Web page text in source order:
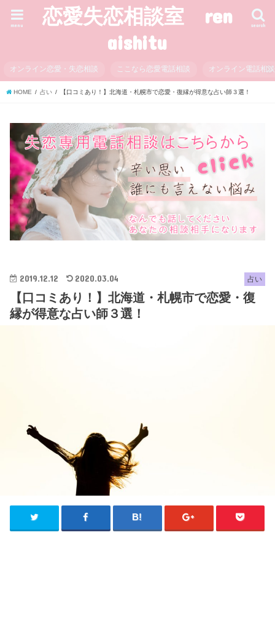
恋愛失恋相談室 ren
aishitu
search
menu
オンライン恋愛・失恋相談 ここなら恋愛電話相談 オンライン電話相
HOME 占い 【口コミあり！】北海道・札幌市で恋愛・復縁が得意な占い師３選！
占い
2019.12.12 2020.03.04
【口コミあり！】北海道・札幌市で恋愛・復
縁が得意な占い師３選！